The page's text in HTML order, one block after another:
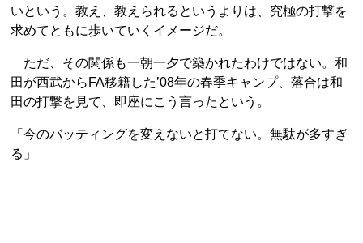
いという。教え、教えられるというよりは、究極の打撃を
求めてともに歩いていくイメージだ。
ただ、その関係も一朝一夕で築かれたわけではない。和
田が西武からFA移籍した’08年の春季キャンプ、落合は和
田の打撃を見て、即座にこう言ったという。
「今のバッティングを変えないと打てない。無駄が多すぎ
る」